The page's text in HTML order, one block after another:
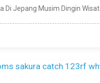
Jepang Musim Dingin